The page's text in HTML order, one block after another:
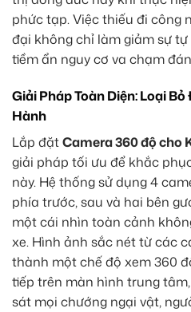
phức tạp. Việc thiếu đi công
đại không chỉ làm giảm sự
tiềm ẩn nguy cơ va chạm
Giải Pháp Toàn Diện: Loại
Hành
Lắp đặtCamera 360 độ cho
giải pháp tối ưu để khắc
này. Hệ thống sử dụng 4
phía trước, sau và hai bên
một cái nhìn toàn cảnh
xe. Hình ảnh sắc nét từ các
thành một chế độ xem 360
tiếp trên màn hình trung
sát mọi chướng ngại vật,